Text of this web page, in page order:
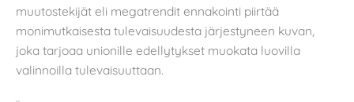
muutostekijät eli megatrendit ennakointi piirtää
monimutkaisesta tulevaisuudesta järjestyneen kuvan,
joka tarjoaa unionille edellytykset muokata luovilla
valinnoilla tulevaisuuttaan.